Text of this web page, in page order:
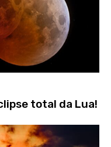
total da Lua!